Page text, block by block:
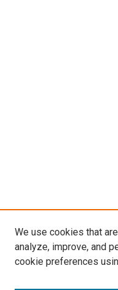
We use cookies that
analyze, improve, and
cookie preferences